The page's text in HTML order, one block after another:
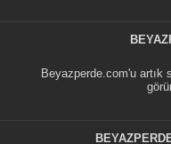
Beyazperde.com'u artık